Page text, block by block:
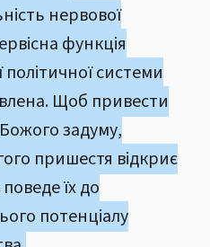
нервової
функція
системи
Щоб привести
Божого задуму,
пришестя відкриє
їх до
потенціалу